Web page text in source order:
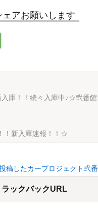
アお願いします
庫！！続々入庫中♪☆弐番
！新入庫速報！！☆
稿したカープロジェクト弐
ラックバックURL